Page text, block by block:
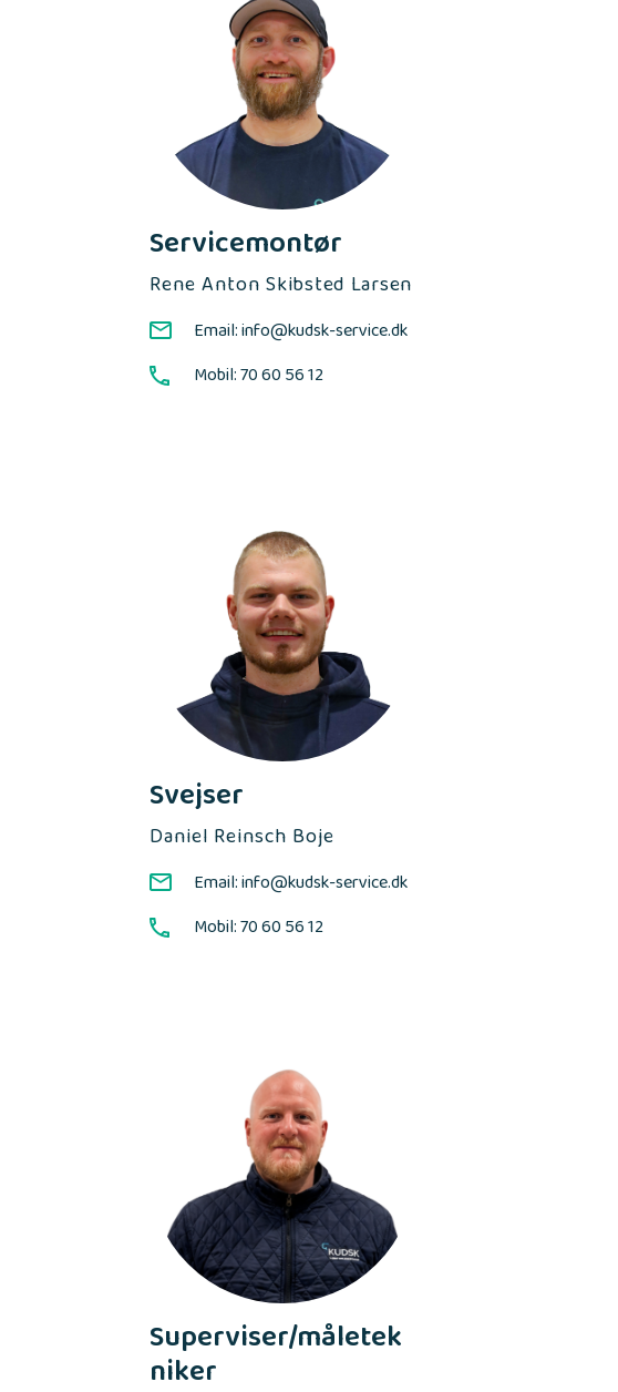
Servicemontør
Rene Anton Skibsted Larsen
Email: info@kudsk-service.dk
Mobil: 70 60 56 12
Svejser
Daniel Reinsch Boje
Email: info@kudsk-service.dk
Mobil: 70 60 56 12
Superviser/måletek
niker